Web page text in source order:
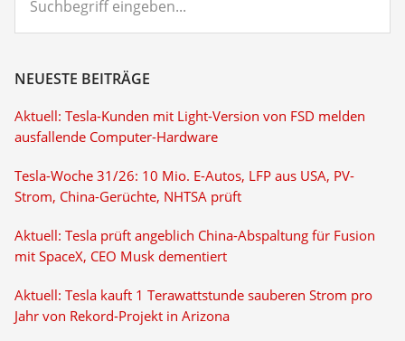
eingeben...
NEUESTE BEITRÄGE
Aktuell: Tesla-Kunden mit Light-Version von FSD melden
ausfallende Computer-Hardware
Tesla-Woche 31/26: 10 Mio. E-Autos, LFP aus USA, PV-
Strom, China-Gerüchte, NHTSA prüft
Aktuell: Tesla prüft angeblich China-Abspaltung für Fusion
mit SpaceX, CEO Musk dementiert
Aktuell: Tesla kauft 1 Terawattstunde sauberen Strom pro
Jahr von Rekord-Projekt in Arizona